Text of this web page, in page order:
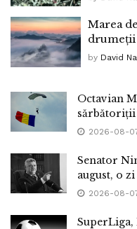
Marea
drumeții
by David
Octavian
sărbătoriții
2026-08-
Senator
august, o
2026-08-
SuperLiga,